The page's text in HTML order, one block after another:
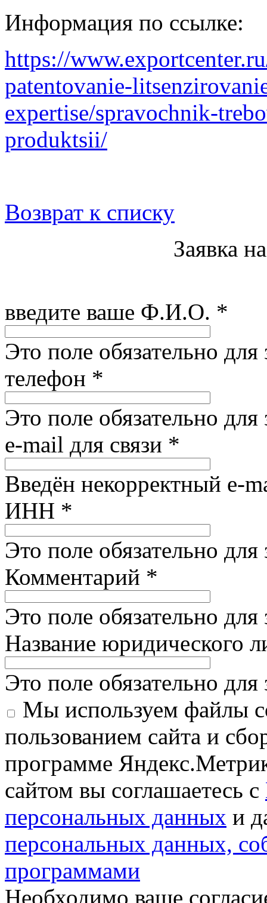
Информация по ссылке:
https://
patentovanie-
expertise/spravochnik-
produktsii/
Возврат к списку
Заявка
введите ваше Ф.И.О. *
Это поле обязательно для
телефон *
Это поле обязательно для
e-mail для связи *
Введён некорректный e-
ИНН *
Это поле обязательно для
Комментарий *
Это поле обязательно для
Название юридического
Это поле обязательно для
Мы используем файлы
пользованием сайта и
программе
сайтом вы соглашаетесь с
персональных данных и
персональных данных,
программами
Необходимо ваше